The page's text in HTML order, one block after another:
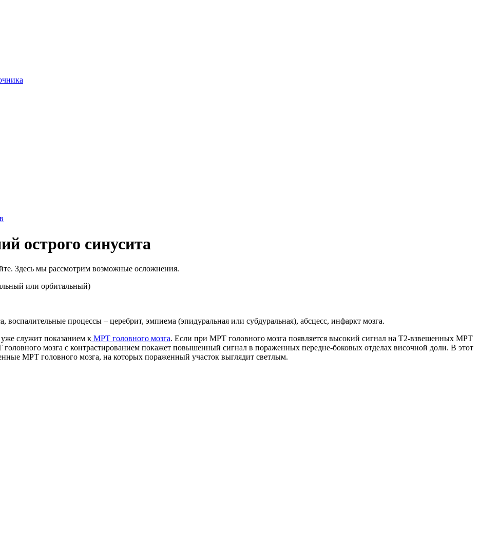
острого синусита
Здесь мы рассмотрим возможные осложнения.
или орбитальный)
воспалительные процессы – церебрит, эмпиема (эпидуральная или субдуральная), абсцесс, инфаркт мозга.
служит показанием к МРТ головного мозга. Если при МРТ головного мозга появляется высокий сигнал на Т2-взвешенных МРТ
мозга с контрастированием покажет повышенный сигнал в пораженных передне-боковых отделах височной доли. В этот
МРТ головного мозга, на которых пораженный участок выглядит светлым.